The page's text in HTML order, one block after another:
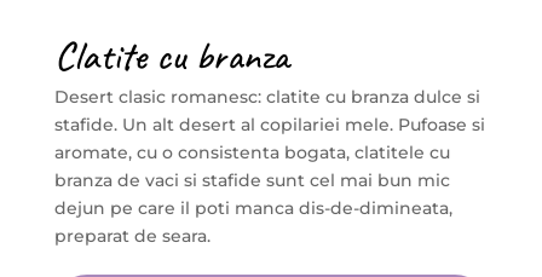
Clatite cu branza
Desert clasic romanesc: clatite cu branza dulce si
stafide. Un alt desert al copilariei mele. Pufoase si
aromate, cu o consistenta bogata, clatitele cu
branza de vaci si stafide sunt cel mai bun mic
dejun pe care il poti manca dis-de-dimineata,
preparat de seara.